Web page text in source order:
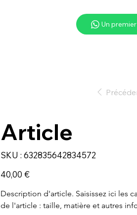
Un
Article
SKU :
SKU
632835642834572
632835642834572
Prix
40,00 €
Description d'article. Saisissez ici les
de l'article : taille, matière et autres